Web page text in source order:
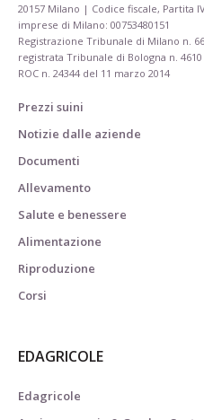
20157 Milano | Codice fiscale, Partita
imprese di Milano: 00753480151
Registrazione Tribunale di Milano n.
registrata Tribunale di Bologna n. 4610
ROC n. 24344 del 11 marzo 2014
Prezzi suini
Notizie dalle aziende
Documenti
Allevamento
Salute e benessere
Alimentazione
Riproduzione
Corsi
EDAGRICOLE
Edagricole